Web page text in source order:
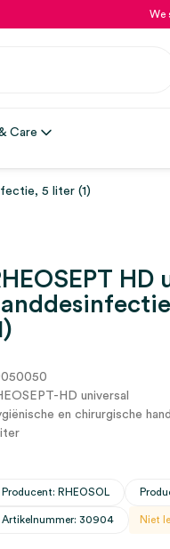
We
Care
5 liter (1)
HD
HD universal
en chirurgische
Producent: RHEOSOL
Artikelnummer: 30904 Niet